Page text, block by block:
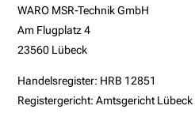
WARO MSR-Technik GmbH
Am Flugplatz 4
23560 Lübeck
Handelsregister: HRB 12851
Registergericht: Amtsgericht Lübeck